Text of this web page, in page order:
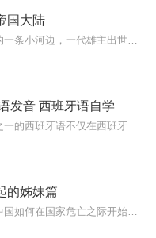
国大陆
发音 西班牙语自学
的姊妹篇